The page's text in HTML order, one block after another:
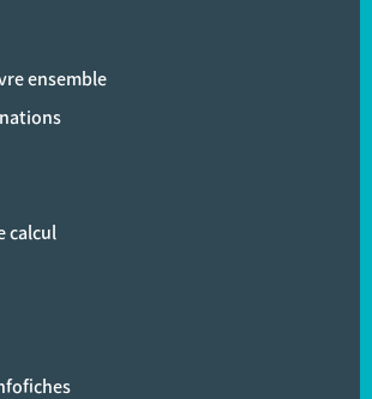
ensemble
calcul